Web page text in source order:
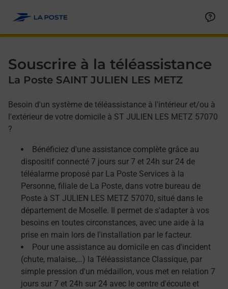
Souscrire à la téléassistance
La Poste SAINT JULIEN LES METZ
Besoin d'un système de téléassistance à l'intérieur et/ou à
l'extérieur de votre domicile à ST JULIEN LES METZ 57070
?
Bénéficiez d'une assistance complète grâce au
dispositif connecté 7 jours sur 7 et 24h sur 24 de
téléalarme proposé par La Poste Services à la
Personne, filiale de La Poste, dans votre bureau de
Poste à ST JULIEN LES METZ 57070, situé dans le
département de Moselle. Il permet de s'adapter à vos
besoins en toutes circonstances, avec une aide à la
prise en main lors de l'installation par le facteur.
Pour une assistance au domicile en cas d'incident
(chute, malaise,…) la Téléassistance Classique, par
simple pression d'un médaillon, vous met en relation 7
jours sur 7 et 24h sur 24 avec le centre d'écoute et